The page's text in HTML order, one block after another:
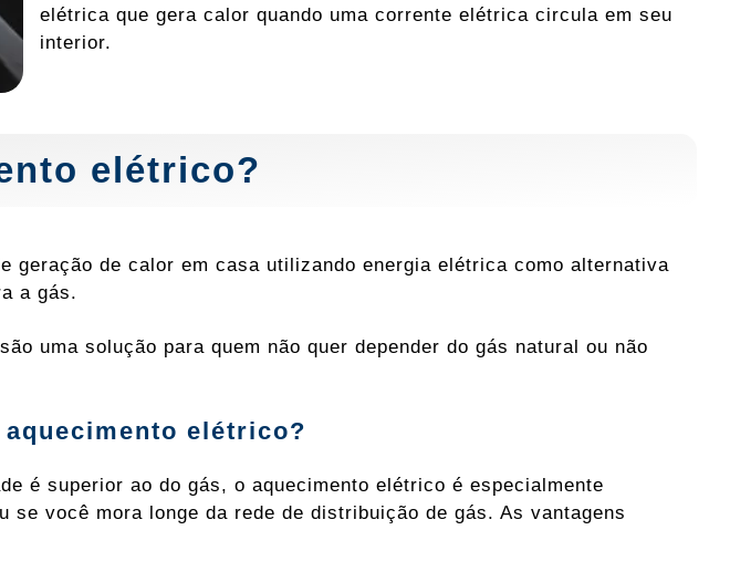
elétrica que gera calor quando uma corrente elétrica circula em seu
interior.
elétrico?
geração de calor em casa utilizando energia elétrica como alternativa
a gás.
uma solução para quem não quer depender do gás natural ou não
elétrico?
é superior ao do gás, o aquecimento elétrico é especialmente
se você mora longe da rede de distribuição de gás. As vantagens